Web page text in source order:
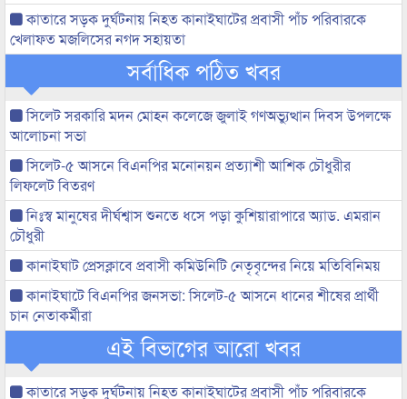
কাতারে সড়ক দুর্ঘটনায় নিহত কানাইঘাটের প্রবাসী পাঁচ পরিবারকে
খেলাফত মজলিসের নগদ সহায়তা
সর্বাধিক পঠিত খবর
সিলেট সরকারি মদন মোহন কলেজে জুলাই গণঅভ্যুত্থান দিবস উপলক্ষে
আলোচনা সভা
সিলেট-৫ আসনে বিএনপির মনোনয়ন প্রত্যাশী আশিক চৌধুরীর
লিফলেট বিতরণ
নিঃস্ব মানুষের দীর্ঘশ্বাস শুনতে ধসে পড়া কুশিয়ারাপারে অ্যাড. এমরান
চৌধুরী
কানাইঘাট প্রেসক্লাবে প্রবাসী কমিউনিটি নেতৃবৃন্দের নিয়ে মতিবিনিময়
কানাইঘাটে বিএনপির জনসভা: সিলেট-৫ আসনে ধানের শীষের প্রার্থী
চান নেতাকর্মীরা
এই বিভাগের আরো খবর
কাতারে সড়ক দুর্ঘটনায় নিহত কানাইঘাটের প্রবাসী পাঁচ পরিবারকে